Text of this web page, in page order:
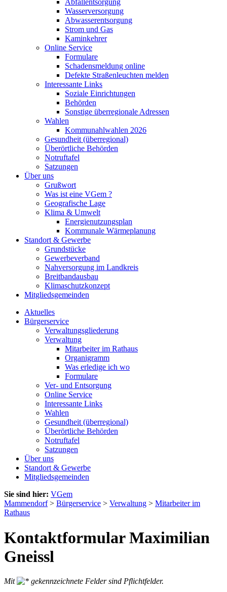
Abfallentsorgung
Wasserversorgung
Abwasserentsorgung
Strom und Gas
Kaminkehrer
Online Service
Formulare
Schadensmeldung online
Defekte Straßenleuchten melden
Interessante Links
Soziale Einrichtungen
Behörden
Sonstige überregionale Adressen
Wahlen
Kommunahlwahlen 2026
Gesundheit (überregional)
Überörtliche Behörden
Notruftafel
Satzungen
Über uns
Grußwort
Was ist eine VGem ?
Geografische Lage
Klima & Umwelt
Energienutzungsplan
Kommunale Wärmeplanung
Standort & Gewerbe
Grundstücke
Gewerbeverband
Nahversorgung im Landkreis
Breitbandausbau
Klimaschutzkonzept
Mitgliedsgemeinden
Aktuelles
Bürgerservice
Verwaltungsgliederung
Verwaltung
Mitarbeiter im Rathaus
Organigramm
Was erledige ich wo
Formulare
Ver- und Entsorgung
Online Service
Interessante Links
Wahlen
Gesundheit (überregional)
Überörtliche Behörden
Notruftafel
Satzungen
Über uns
Standort & Gewerbe
Mitgliedsgemeinden
Sie sind hier: VGem
Mammendorf> Bürgerservice > Verwaltung > Mitarbeiter im
Rathaus
Kontaktformular Maximilian
Gneissl
Mit
gekennzeichnete Felder sind Pflichtfelder.